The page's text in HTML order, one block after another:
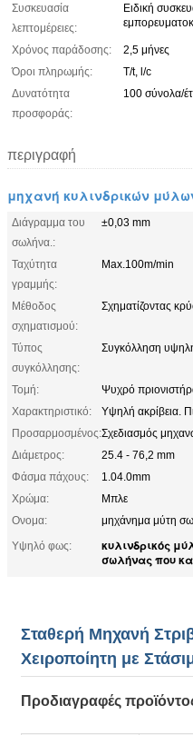
Συσκευασία
λεπτομέρειες:
Ειδική
Χρόνος παράδοσης:
2,5 μήνες
Όροι πληρωμής:
T/t, l/c
Δυνατότητα
προσφοράς:
100 σύνολα/
περιγραφή
μηχανή κυλινδρικών
Διάγραμμα του
σωλήνα.:
±0,03 mm
Ταχύτητα
γραμμής:
Max.100m/min
Μέθοδος
σχηματισμού:
Σχηματίζοντας
Τύπος
συγκόλλησης:
Συγκόλληση
Τομή:
Ψυχρό
Χαρακτηριστικό:
Υψηλή ακρίβεια.
Προσαρμοσμένος:Σχεδιασμός
Διάμετρος:
25.4 - 76,2 mm
Φάσμα πάχους:
1.04.0mm
Χρώμα:
Μπλε
Ονομα:
μηχάνημα μύτη
Υψηλό φως:
κυλινδρικός
σωλήνας που
Σταθερή Μηχανή
Χειροποίητη με
Προδιαγραφές